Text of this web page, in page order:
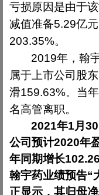
亏损原因是由于
减值准备5.29亿
203.35%。
2019年，翰
属于上市公司股
滑159.63%。当
名高管离职。
2021年1月 30
公司预计2020年
年同期增长
翰宇药业绩预告“
正显示，其归母